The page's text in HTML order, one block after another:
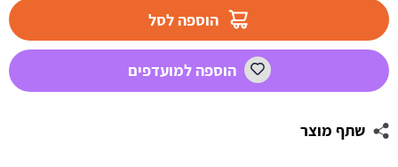
גיבורת
הוספה לסל
הוספה למועדפים
שתף מוצר